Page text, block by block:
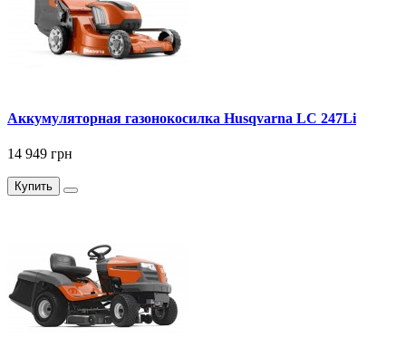
Аккумуляторная газонокосилка Husqvarna LC 247Li
14 949 грн
Купить